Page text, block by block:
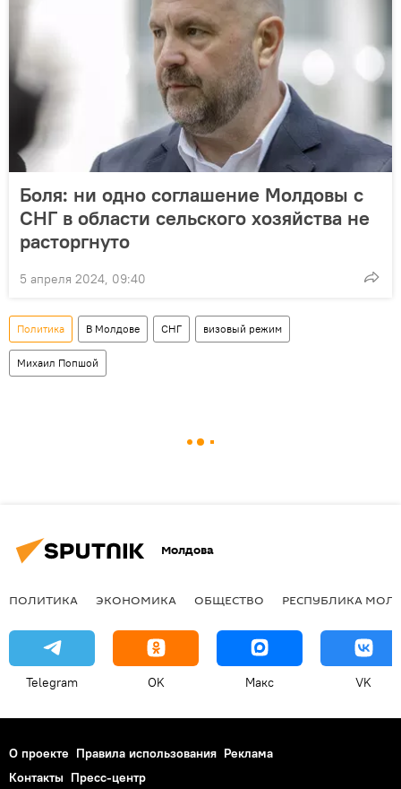
Боля: ни одно соглашение Молдовы с
СНГ в области сельского хозяйства не
расторгнуто
5 апреля 2024, 09:40
Политика В Молдове СНГ визовый режим
Михаил Попшой
Молдова
ПОЛИТИКА ЭКОНОМИКА ОБЩЕСТВО РЕСПУБЛИКА
Telegram OK Макс VK
О проекте Правила использования Реклама
Контакты Пресс-центр